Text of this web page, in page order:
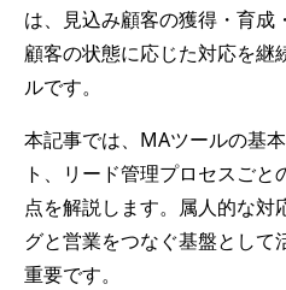
は、見込み顧客の獲得・育成
顧客の状態に応じた対応を継
ルです。
本記事では、MAツールの基
ト、リード管理プロセスご
点を解説します。属人的な対
グと営業をつなぐ基盤として
重要です。